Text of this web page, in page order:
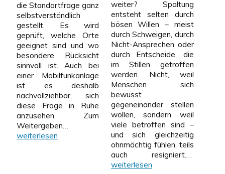
die Standortfrage ganz
selbstverständlich
gestellt. Es wird
geprüft, welche Orte
geeignet sind und wo
besondere Rücksicht
sinnvoll ist. Auch bei
einer Mobilfunkanlage
ist es deshalb
nachvollziehbar, sich
diese Frage in Ruhe
anzusehen. Zum
Weitergeben…
Standortwahl
weiterlesen
weiter? Spaltung
entsteht selten durch
bösen Willen – meist
durch Schweigen, durch
Nicht-Ansprechen oder
durch Entscheide, die
im Stillen getroffen
werden. Nicht, weil
Menschen sich
bewusst
gegeneinander stellen
wollen, sondern weil
viele betroffen sind –
und sich gleichzeitig
ohnmächtig fühlen, teils
auch resigniert.…
weiterlesen